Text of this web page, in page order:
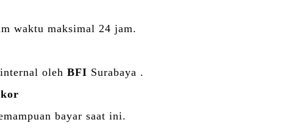
waktu maksimal 24 jam.
oleh BFI Surabaya .
bayar saat ini.